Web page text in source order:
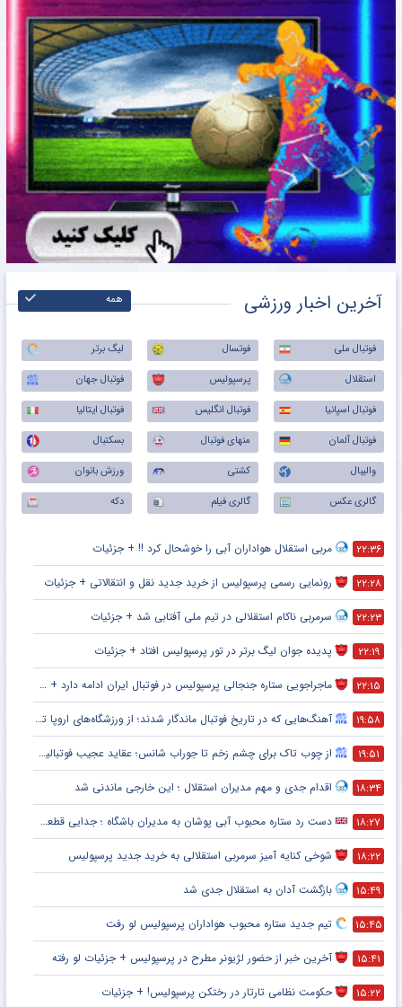
آخرین اخبار ورزشی همه
فوتبال ملی فوتسال
لیگ برتر
استقلال
پرسپولیس
فوتبال جهان
فوتبال اسپانیا
فوتبال انگلیس
فوتبال ایتالیا
فوتبال آلمان
منهای فوتبال
بسکتبال
والیبال
کشتی
ورزش بانوان
گالری عکس
گالری فیلم دکه
۲۲:۳۶ مربی استقلال هواداران آبی را خوشحال کرد !! + جزئیات
۲۲:۲۸ رونمایی رسمی پرسپولیس از خرید جدید نقل و انتقالاتی + جزئیات
۲۲:۲۳ سرمربی ناکام استقلالی در تیم ملی آفتابی شد + جزئیات
۲۲:۱۹ پدیده جوان لیگ برتر در تور پرسپولیس افتاد + جزئیات
۲۲:۱۵ ماجراجویی ستاره جنجالی پرسپولیس در فوتبال ایران ادامه دارد + جزئیات
۱۹:۵۸ آهنگ‌هایی که در تاریخ فوتبال ماندگار شدند؛ از ورزشگاه‌های اروپا تا جام جهانی
۱۹:۵۱ از چوب تاک برای چشم زخم تا جوراب شانس؛ عقاید عجیب فوتبالیست‌ها!
۱۸:۳۴ اقدام جدی و مهم مدیران استقلال ؛ این خارجی ماندنی شد
۱۸:۲۷ دست رد ستاره محبوب آبی پوشان به مدیران باشگاه ؛ جدایی قطعی است !
۱۸:۲۲ شوخی کنایه آمیز سرمربی استقلالی به خرید جدید پرسپولیس
۱۵:۴۹ بازگشت آدان به استقلال جدی شد
۱۵:۴۵ تیم جدید ستاره محبوب هواداران پرسپولیس لو رفت
۱۵:۴۱ آخرین خبر از حضور لژیونر مطرح در پرسپولیس + جزئیات لو رفته
۱۵:۲۲ حکومت نظامی تارتار در رختکن پرسپولیس! + جزئیات